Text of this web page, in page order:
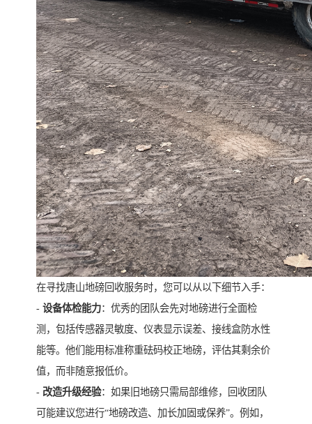
在寻找唐山地磅回收服务时，您可以从以下细节入手：
- 设备体检能力：优秀的团队会先对地磅进行全面检
测，包括传感器灵敏度、仪表显示误差、接线盒防水性
能等。他们能用标准称重砝码校正地磅，评估其剩余价
值，而非随意报低价。
- 改造升级经验：如果旧地磅只需局部维修，回收团队
可能建议您进行“地磅改造、加长加固或保养”。例如，